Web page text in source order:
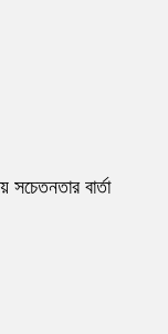
সচেতনতার বার্তা